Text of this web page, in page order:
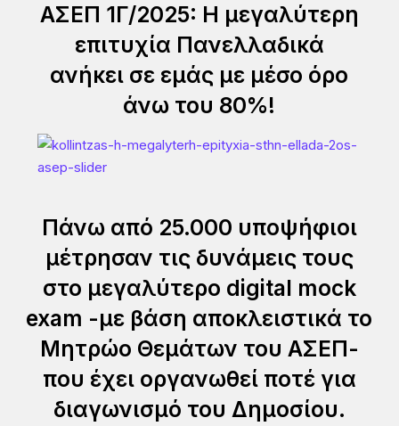
ΑΣΕΠ 1Γ/2025: Η μεγαλύτερη
επιτυχία Πανελλαδικά
ανήκει σε εμάς με μέσο όρο
άνω του 80%!
Πάνω από 25.000 υποψήφιοι
μέτρησαν τις δυνάμεις τους
στο μεγαλύτερο digital mock
exam -με βάση αποκλειστικά το
Μητρώο Θεμάτων του ΑΣΕΠ-
που έχει οργανωθεί ποτέ για
διαγωνισμό του Δημοσίου.